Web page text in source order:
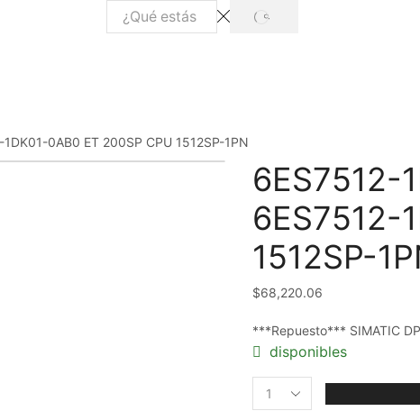
Search
SEARCH
0AB0 ET 200SP CPU 1512SP-1PN
6ES7512-
6ES7512-
1512SP-
$68,220.06
***Repuesto*** SIMATIC
disponibles
6ES7512-